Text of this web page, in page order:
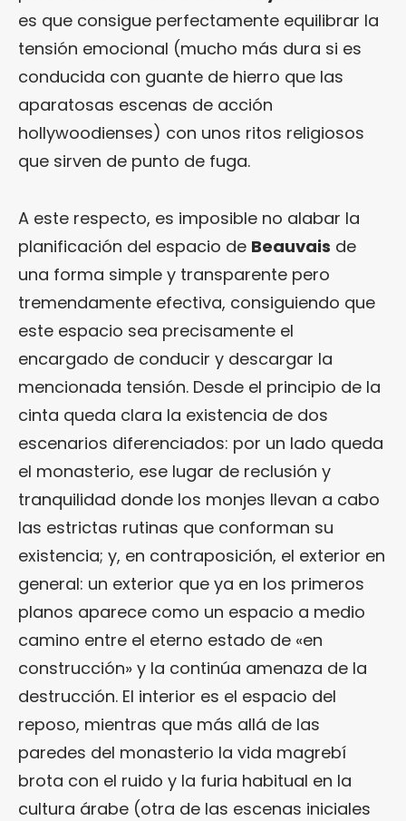
es que consigue perfectamente equilibrar la
tensión emocional (mucho más dura si es
conducida con guante de hierro que las
aparatosas escenas de acción
hollywoodienses) con unos ritos religiosos
que sirven de punto de fuga.
A este respecto, es imposible no alabar la
planificación del espacio de Beauvais de
una forma simple y transparente pero
tremendamente efectiva, consiguiendo que
este espacio sea precisamente el
encargado de conducir y descargar la
mencionada tensión. Desde el principio de la
cinta queda clara la existencia de dos
escenarios diferenciados: por un lado queda
el monasterio, ese lugar de reclusión y
tranquilidad donde los monjes llevan a cabo
las estrictas rutinas que conforman su
existencia; y, en contraposición, el exterior en
general: un exterior que ya en los primeros
planos aparece como un espacio a medio
camino entre el eterno estado de «en
construcción» y la continúa amenaza de la
destrucción. El interior es el espacio del
reposo, mientras que más allá de las
paredes del monasterio la vida magrebí
brota con el ruido y la furia habitual en la
cultura árabe (otra de las escenas iniciales